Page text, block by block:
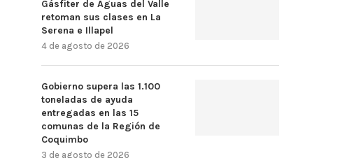
Gásfiter de Aguas del Valle
retoman sus clases en La
Serena e Illapel
4 de agosto de 2026
Gobierno supera las 1.100
toneladas de ayuda
entregadas en las 15
comunas de la Región de
Coquimbo
3 de agosto de 2026